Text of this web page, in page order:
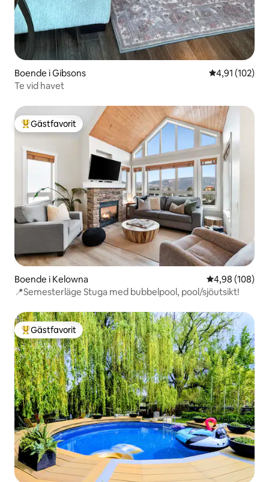
Boende i Gibsons 4,91 av 5 i
4,91 (102)
Te vid havet
Populär gästfavorit
Gästfavorit
Boende i Kelowna 4,98 av 5 i
4,98 (108)
📍Semesterläge Stuga med bubbelpool, pool/sjöutsikt!
Populär gästfavorit
Gästfavorit